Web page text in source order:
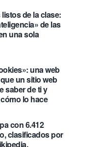
de la clase:
de las
una sola
una web
un sitio web
saber de ti y
lo hace
con 6.412
clasificados por